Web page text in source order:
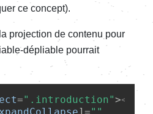
ce concept).
projection de contenu pour
dépliable pourrait
=".introduction"><!--